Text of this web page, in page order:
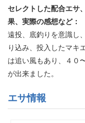
セレクトした配合エサ
果、実際の感想など：
遠投、底釣りを意識し
り込み、投入したマキ
は追い風もあり、４０
が出来ました。
エサ情報